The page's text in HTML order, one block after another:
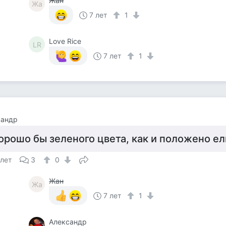
Жа
7 лет
1
LR
Love Rice
7 лет
1
бы зеленого цвета, как и положено
3 0
Жа
Жан
7 лет
1
Александр